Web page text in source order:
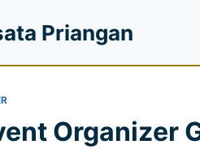
Priangan
Organizer